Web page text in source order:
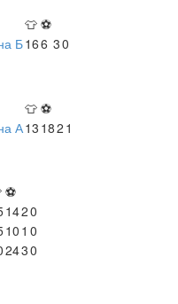
👕 ⚽
Б166 30
👕 ⚽
А13 182 1
⚽
1420
10 1 0
2430